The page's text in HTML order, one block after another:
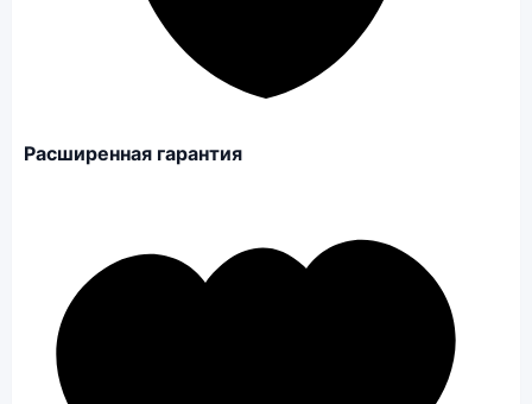
Расширенная гарантия